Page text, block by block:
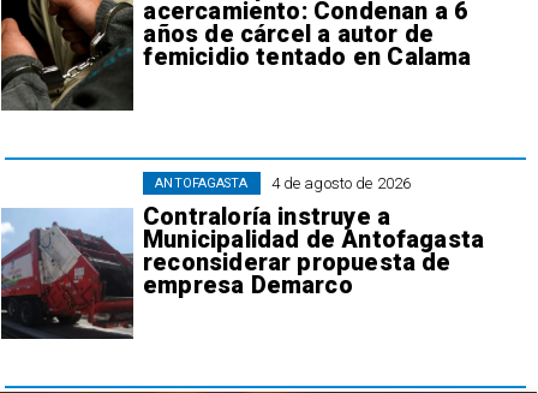
acercamiento: Condenan a 6
años de cárcel a autor de
femicidio tentado en Calama
4 de agosto de 2026
Contraloría instruye a
Municipalidad de Antofagasta
reconsiderar propuesta de
empresa Demarco
ANTOFAGASTA